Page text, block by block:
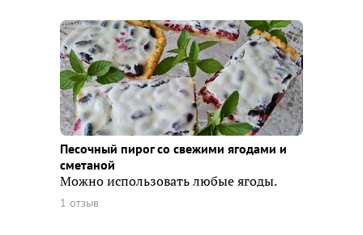
Песочный пирог со свежими ягодами и
сметаной
Можно использовать любые ягоды.
1 отзыв